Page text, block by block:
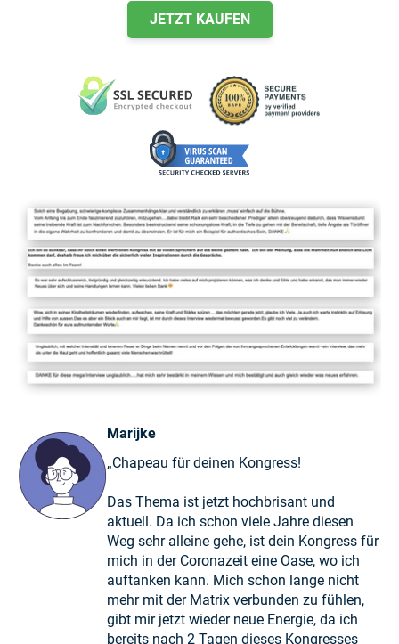
JETZT KAUFEN
Marijke
„Chapeau für deinen Kongress!
Das Thema ist jetzt hochbrisant und
aktuell. Da ich schon viele Jahre diesen
Weg sehr alleine gehe, ist dein Kongress für
mich in der Coronazeit eine Oase, wo ich
auftanken kann. Mich schon lange nicht
mehr mit der Matrix verbunden zu fühlen,
gibt mir jetzt wieder neue Energie, da ich
bereits nach 2 Tagen dieses Kongresses